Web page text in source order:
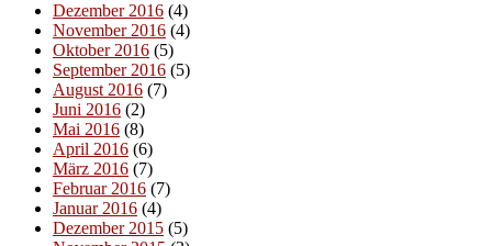
Dezember 2016 (4)
November 2016 (4)
Oktober 2016 (5)
September 2016 (5)
August 2016 (7)
Juni 2016 (2)
Mai 2016 (8)
April 2016 (6)
März 2016 (7)
Februar 2016 (7)
Januar 2016 (4)
Dezember 2015 (5)